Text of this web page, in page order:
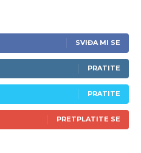
SVIĐA MI SE
PRATITE
PRATITE
PRETPLATITE SE